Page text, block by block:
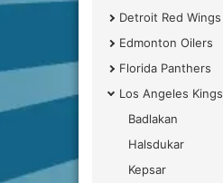
Detroit Red Wings
Edmonton Oilers
Florida Panthers
Los Angeles Kings
Badlakan
Halsdukar
Kepsar